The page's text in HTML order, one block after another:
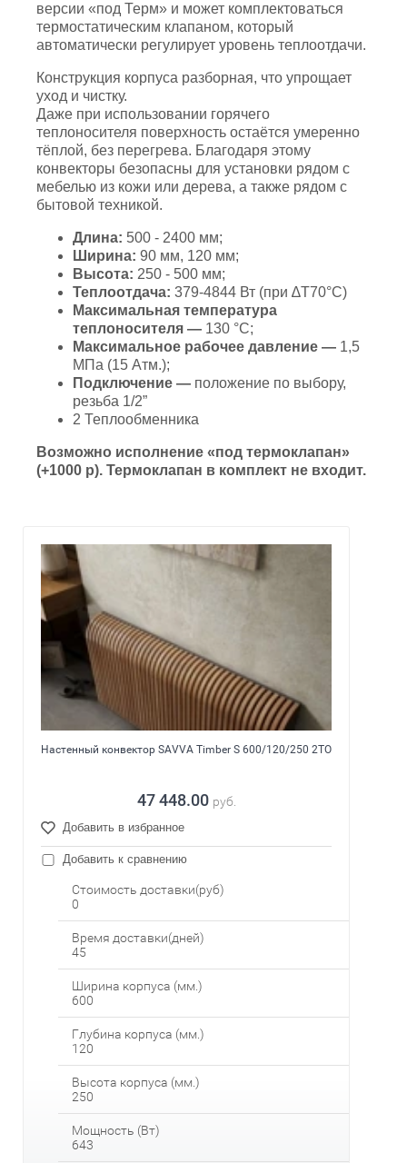
версии «под Терм» и может комплектоваться
термостатическим клапаном, который
автоматически регулирует уровень теплоотдачи.
Конструкция корпуса разборная, что упрощает
уход и чистку.
Даже при использовании горячего
теплоносителя поверхность остаётся умеренно
тёплой, без перегрева. Благодаря этому
конвекторы безопасны для установки рядом с
мебелью из кожи или дерева, а также рядом с
бытовой техникой.
Длина: 500 - 2400 мм;
Ширина: 90 мм, 120 мм;
Высота: 250 - 500 мм;
Теплоотдача: 379-4844 Вт (при ∆Т70°С)
Максимальная температура
теплоносителя — 130 °С;
Максимальное рабочее давление — 1,5
МПа (15 Атм.);
Подключение — положение по выбору,
резьба 1/2”
2 Теплообменника
Возможно исполнение «под термоклапан»
(+1000 р). Термоклапан в комплект не входит.
Настенный конвектор SAVVA Timber S 600/120/250 2ТО
47 448.00 руб.
Добавить в избранное
Добавить к сравнению
Стоимость доставки(руб)
0
Время доставки(дней)
45
Ширина корпуса (мм.)
600
Глубина корпуса (мм.)
120
Высота корпуса (мм.)
250
Мощность (Вт)
643